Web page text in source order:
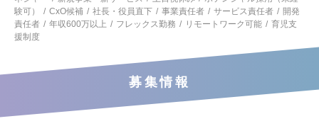
験可）
CxO候補 社長・役員直下 事業責任者 サービス責任者
開発
責任者
年収600万以上 フレックス勤務 リモートワーク可能
育児支
援制度
募集情報